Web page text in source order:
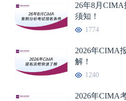
26年8月
须知！
1774
2026年CIMA
解！
1240
2026年CIMA